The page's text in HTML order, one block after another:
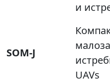
и
SOM‑J
UAVs